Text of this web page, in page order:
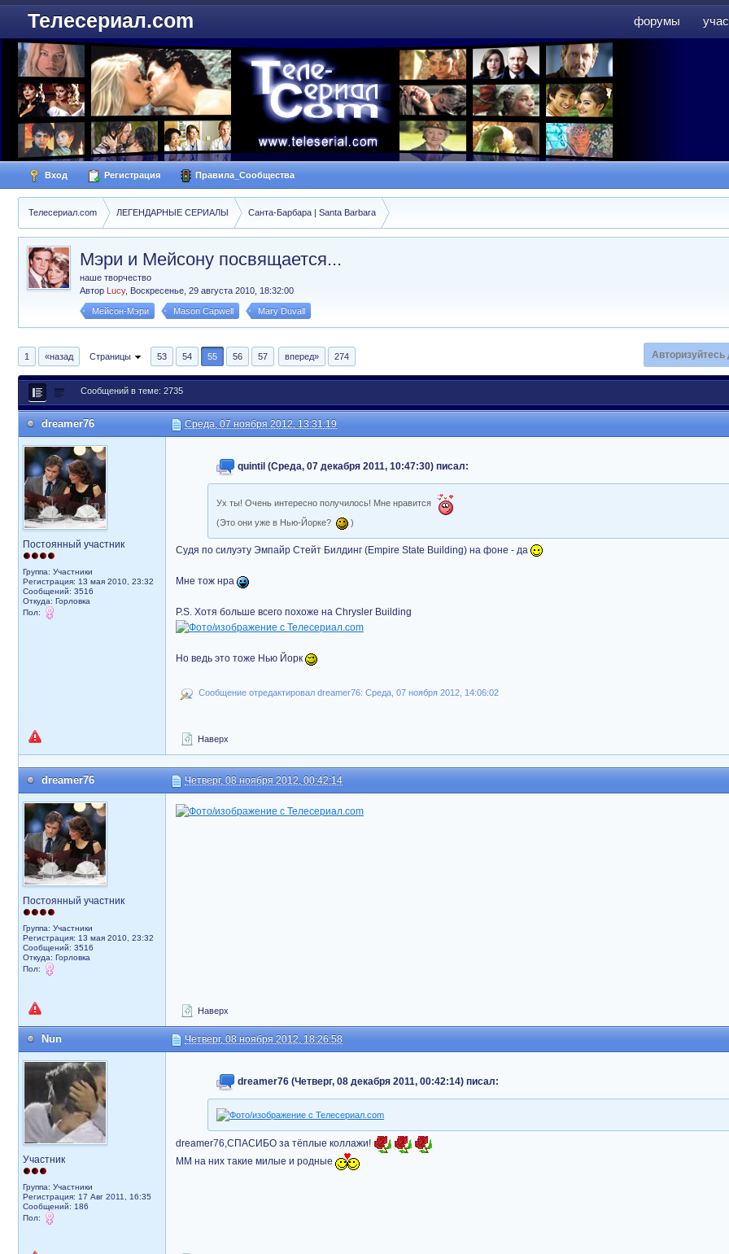
форумы
Телесериал.com
Вход Регистрация Правила_Сообщества
Телесериал.com ЛЕГЕНДАРНЫЕ СЕРИАЛЫ Санта-Барбара | Santa Barbara
Мэри и Мейсону посвящается...
наше творчество
Автор Lucy, Воскресенье, 29 августа 2010, 18:32:00
Мейсон-Мэри Mason Capwell Mary Duvall
1 «назад Страницы 53 54 55 56 57 вперед» 274 Авторизуйтесь
Сообщений в теме: 2735
dreamer76 Среда, 07 ноября 2012, 13:31:19
Постоянный участник
Группа: Участники
Регистрация: 13 мая 2010, 23:32
Сообщений: 3516
Откуда: Горловка
Пол:
quintil (Среда, 07 декабря 2011, 10:47:30) писал:
Ух ты! Очень интересно получилось! Мне нравится
(Это они уже в Нью-Йорке?
)
Судя по силуэту Эмпайр Стейт Билдинг (Empire State Building) на фоне - да
Мне тож нра
P.S. Хотя больше всего похоже на Chrysler Building
Но ведь это тоже Нью Йорк
Сообщение отредактировал dreamer76: Среда, 07 ноября 2012, 14:06:02
Наверх
dreamer76 Четверг, 08 ноября 2012, 00:42:14
Постоянный участник
Группа: Участники
Регистрация: 13 мая 2010, 23:32
Сообщений: 3516
Откуда: Горловка
Пол:
Наверх
Nun Четверг, 08 ноября 2012, 18:26:58
Участник
Группа: Участники
Регистрация: 17 Авг 2011, 16:35
Сообщений: 186
Пол:
dreamer76 (Четверг, 08 декабря 2011, 00:42:14) писал:
dreamer76,СПАСИБО за тёплые коллажи!
MM на них такие милые и родные